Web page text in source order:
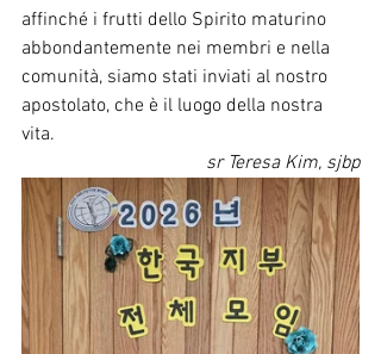
affinché i frutti dello Spirito maturino
abbondantemente nei membri e nella
comunità, siamo stati inviati al nostro
apostolato, che è il luogo della nostra
vita.
sr Teresa Kim, sjbp